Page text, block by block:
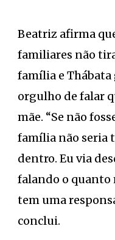
Beatriz afirma
familiares não
família e
orgulho de falar
mãe. “Se não
família não seria
dentro. Eu via
falando o quanto
tem uma
conclui.